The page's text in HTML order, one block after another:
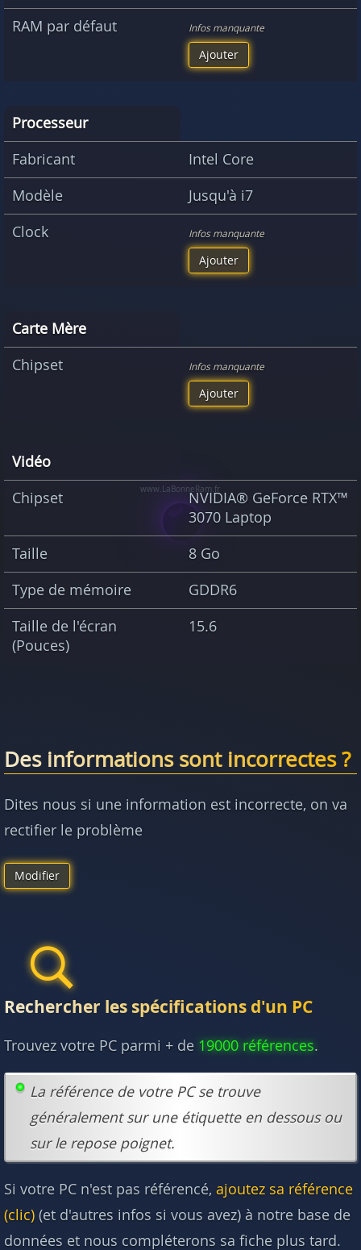
RAM par défaut
Infos manquante
Ajouter
Processeur
Fabricant
Intel Core
Modèle
Jusqu'à i7
Clock
Infos manquante
Ajouter
Carte Mère
Chipset
Infos manquante
Ajouter
Vidéo
Chipset
NVIDIA® GeForce RTX™
3070 Laptop
Taille
8 Go
Type de mémoire
GDDR6
Taille de l'écran
(Pouces)
15.6
Des informations sont incorrectes ?
Dites nous si une information est incorrecte, on va
rectifier le problème
Modifier
Rechercher les spécifications d'un PC
Trouvez votre PC parmi + de 19000 références.
La référence de votre PC se trouve
généralement sur une étiquette en dessous ou
sur le repose poignet.
Si votre PC n'est pas référencé, ajoutez sa référence
(clic) (et d'autres infos si vous avez) à notre base de
données et nous compléterons sa fiche plus tard.